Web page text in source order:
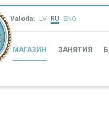
Valoda: LV RU ENG
МАГАЗИН ЗАНЯТИЯ